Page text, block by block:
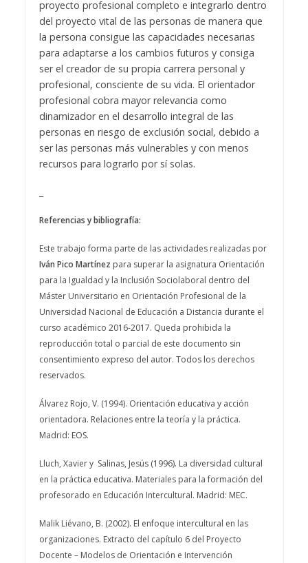
proyecto profesional completo e integrarlo dentro
del proyecto vital de las personas de manera que
la persona consigue las capacidades necesarias
para adaptarse a los cambios futuros y consiga
ser el creador de su propia carrera personal y
profesional, consciente de su vida. El orientador
profesional cobra mayor relevancia como
dinamizador en el desarrollo integral de las
personas en riesgo de exclusión social, debido a
ser las personas más vulnerables y con menos
recursos para lograrlo por sí solas.
Referencias y bibliografía:
Este trabajo forma parte de las actividades realizadas por
Iván Pico Martínez para superar la asignatura Orientación
para la Igualdad y la Inclusión Sociolaboral dentro del
Máster Universitario en Orientación Profesional de la
Universidad Nacional de Educación a Distancia durante el
curso académico 2016-2017. Queda prohibida la
reproducción total o parcial de este documento sin
consentimiento expreso del autor. Todos los derechos
reservados.
Álvarez Rojo, V. (1994). Orientación educativa y acción
orientadora. Relaciones entre la teoría y la práctica.
Madrid: EOS.
Lluch, Xavier y Salinas, Jesús (1996). La diversidad cultural
en la práctica educativa. Materiales para la formación del
profesorado en Educación Intercultural. Madrid: MEC.
Malik Liévano, B. (2002). El enfoque intercultural en las
organizaciones. Extracto del capítulo 6 del Proyecto
Docente – Modelos de Orientación e Intervención